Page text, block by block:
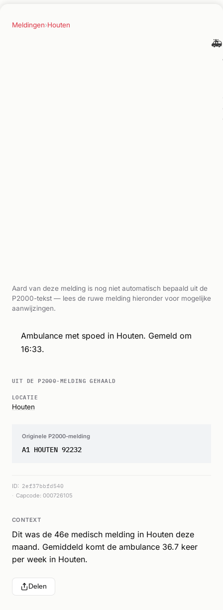
Meldingen›Houten
🚑
Aard van deze melding is nog niet automatisch bepaald uit de
P2000-tekst — lees de ruwe melding hieronder voor mogelijke
aanwijzingen.
Ambulance met spoed in Houten. Gemeld om
16:33.
UIT DE P2000-MELDING GEHAALD
LOCATIE
Houten
Originele P2000-melding
A1 HOUTEN 92232
ID: 2ef37bbfd540
Capcode: 000726105
CONTEXT
Dit was de 46e medisch melding in Houten deze
maand. Gemiddeld komt de ambulance 36.7 keer
per week in Houten.
Delen